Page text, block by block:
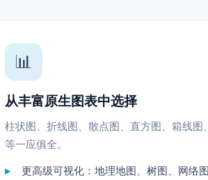
📊
从丰富原生图表中选择
柱状图、折线图、散点图、直方图、箱线图
等一应俱全。
更高级可视化：地理地图、树图、网络